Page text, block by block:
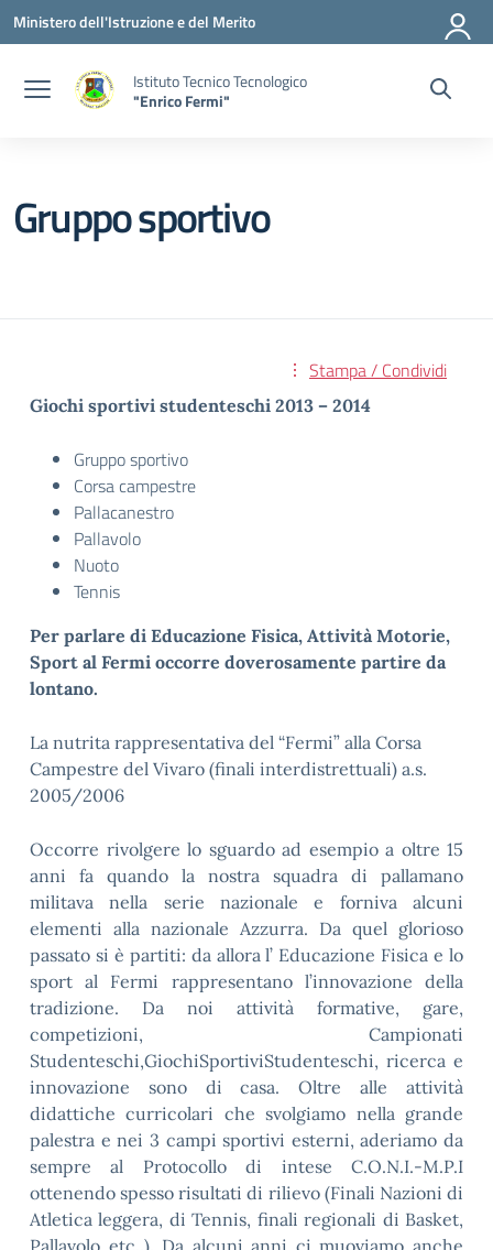
Vai ai contenuti
Vai al menu di navigazione
Vai al footer
Ministero dell'Istruzione e del Merito
Istituto Tecnico Tecnologico
"Enrico Fermi"
Gruppo sportivo
Stampa / Condividi
Giochi sportivi studenteschi 2013 – 2014
Gruppo sportivo
Corsa campestre
Pallacanestro
Pallavolo
Nuoto
Tennis
Per parlare di Educazione Fisica, Attività Motorie,
Sport al Fermi occorre doverosamente partire da
lontano.
La nutrita rappresentativa del “Fermi” alla Corsa
Campestre del Vivaro (finali interdistrettuali) a.s.
2005/2006
Occorre rivolgere lo sguardo ad esempio a oltre 15
anni fa quando la nostra squadra di pallamano
militava nella serie nazionale e forniva alcuni
elementi alla nazionale Azzurra. Da quel glorioso
passato si è partiti: da allora l’ Educazione Fisica e lo
sport al Fermi rappresentano l’innovazione della
tradizione. Da noi attività formative, gare,
competizioni, Campionati
Studenteschi,GiochiSportiviStudenteschi, ricerca e
innovazione sono di casa. Oltre alle attività
didattiche curricolari che svolgiamo nella grande
palestra e nei 3 campi sportivi esterni, aderiamo da
sempre al Protocollo di intese C.O.N.I.-M.P.I
ottenendo spesso risultati di rilievo (Finali Nazioni di
Atletica leggera, di Tennis, finali regionali di Basket,
Pallavolo etc..). Da alcuni anni ci muoviamo anche